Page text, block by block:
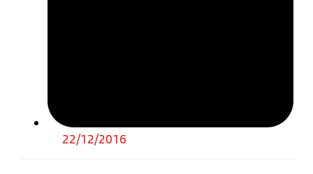
22/12/2016